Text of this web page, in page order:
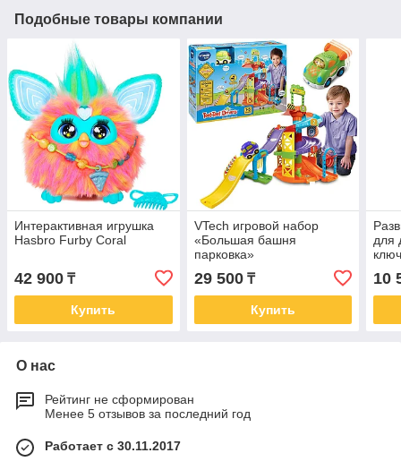
Подобные товары компании
Интерактивная игрушка
Hasbro Furby Coral
42 900 ₸
Купить
VTech игровой набор
«Большая башня
парковка»
29 500₸
Купить
для
10
О нас
Рейтинг не сформирован
Менее 5 отзывов за последний год
Работает с 30.11.2017